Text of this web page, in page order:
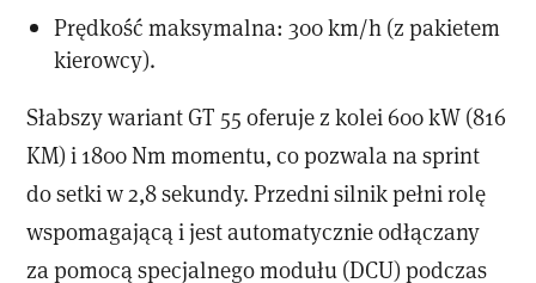
Prędkość maksymalna: 300 km/h (z pakietem
kierowcy).
Słabszy wariant GT 55 oferuje z kolei 600 kW (816
KM) i 1800 Nm momentu, co pozwala na sprint
do setki w 2,8 sekundy. Przedni silnik pełni rolę
wspomagającą i jest automatycznie odłączany
za pomocą specjalnego modułu (DCU) podczas